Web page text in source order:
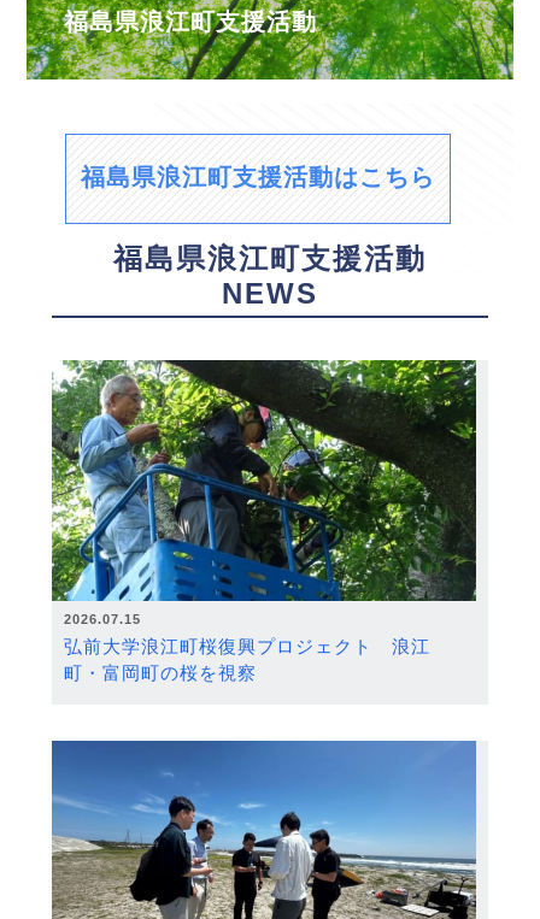
福島県浪江町支援活動
福島県浪江町支援活動はこちら
福島県浪江町支援活動
NEWS
2026.07.15
弘前大学浪江町桜復興プロジェクト 浪江
町・富岡町の桜を視察